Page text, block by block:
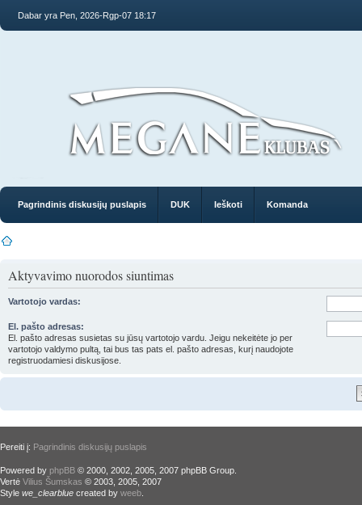
Dabar yra Pen, 2026-Rgp-07 18:17
Pagrindinis diskusijų puslapis DUK Ieškoti Komanda
Aktyvavimo nuorodos siuntimas
Vartotojo vardas:
El. pašto adresas:
El. pašto adresas susietas su jūsų vartotojo vardu. Jeigu nekeitėte jo per
vartotojo valdymo pultą, tai bus tas pats el. pašto adresas, kurį naudojote
registruodamiesi diskusijose.
Pereiti į: Pagrindinis diskusijų puslapis
Powered by phpBB © 2000, 2002, 2005, 2007 phpBB Group.
Vertė Vilius Šumskas © 2003, 2005, 2007
Style we_clearblue created by weeb